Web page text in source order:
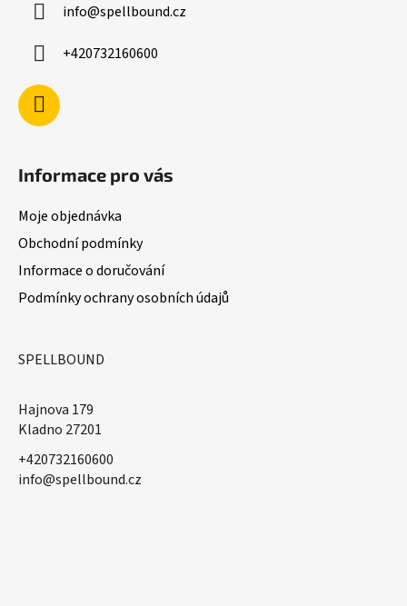
info@spellbound.cz
+420732160600
Informace pro vás
Moje objednávka
Obchodní podmínky
Informace o doručování
Podmínky ochrany osobních údajů
SPELLBOUND
Hajnova 179
Kladno 27201
+420732160600
​info@spellbound.cz